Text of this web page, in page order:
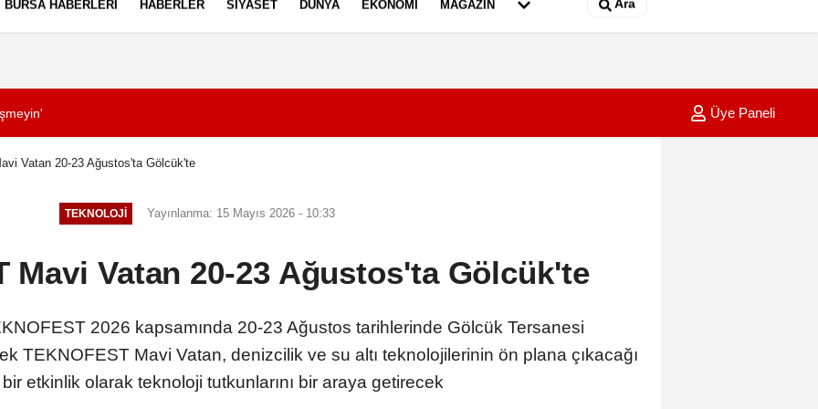
BURSA HABERLERI HABERLER SIYASET DÜNYA EKONOMI MAGAZIN Ara
Torununu Alman annesinden saklayan babaannenin cep telefonundan Nazar'ın
09:40
Üye Paneli
Vatan 20-23 Ağustos'ta Gölcük'te
TEKNOLOJI Yayınlanma: 15 Mayıs 2026 - 10:33
Mavi Vatan 20-23 Ağustos'ta Gölcük'te
2026 kapsamında 20-23 Ağustos tarihlerinde Gölcük Tersanesi
TEKNOFEST Mavi Vatan, denizcilik ve su altı teknolojilerinin ön plana çıkacağı
etkinlik olarak teknoloji tutkunlarını bir araya getirecek